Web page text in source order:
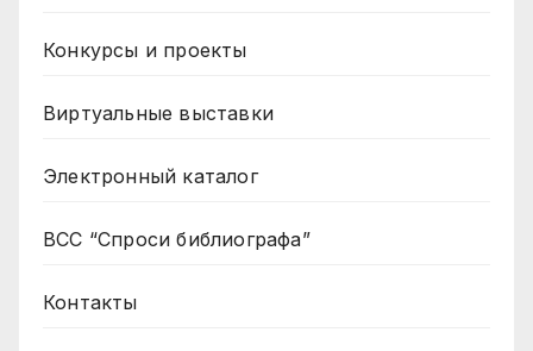
Конкурсы и проекты
Виртуальные выставки
Электронный каталог
ВСС “Спроси библиографа”
Контакты